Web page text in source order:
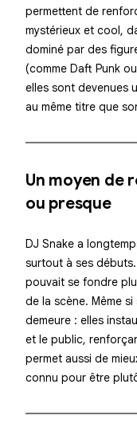
permettent de
mystérieux et cool,
dominé par des
(comme Daft Punk
elles sont devenues
au même titre que
Un moyen de
ou presque
DJ Snake a
surtout à ses
pouvait se fondre
de la scène. Même
demeure : elles
et le public,
permet aussi de
connu pour être